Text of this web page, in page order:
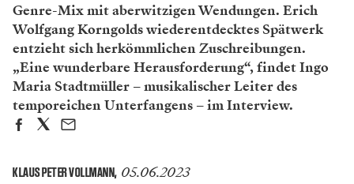
Genre-Mix mit aberwitzigen Wendungen. Erich
Wolfgang Korngolds wiederentdecktes Spätwerk
entzieht sich herkömmlichen Zuschreibungen.
„Eine wunderbare Herausforderung“, findet Ingo
Maria Stadtmüller – musikalischer Leiter des
temporeichen Unterfangens – im Interview.
KLAUS PETER VOLLMANN, 05.06.2023